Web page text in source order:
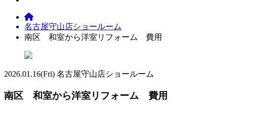
名古屋守山店ショールーム
南区 和室から洋室リフォーム 費用
2026.01.16(Fri) 名古屋守山店ショールーム
南区 和室から洋室リフォーム 費用